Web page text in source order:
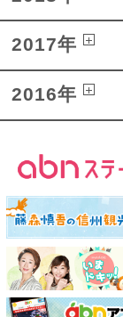
2017年
2016年